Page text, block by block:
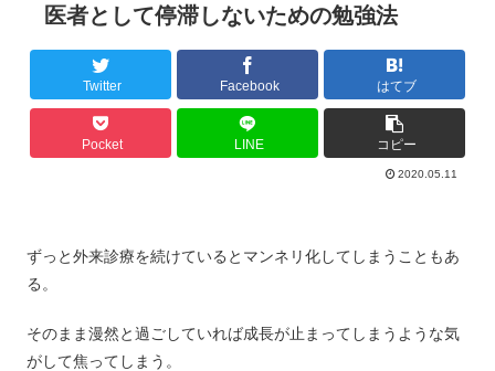
医者として停滞しないための勉強法
Twitter Facebook はてブ
Pocket LINE コピー
2020.05.11
ずっと外来診療を続けているとマンネリ化してしまうこともあ
る。
そのまま漫然と過ごしていれば成長が止まってしまうような気
がして焦ってしまう。